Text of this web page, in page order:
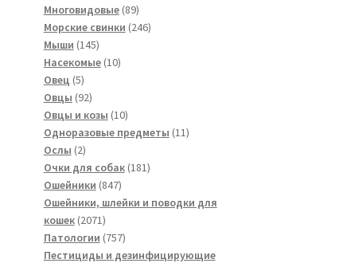
Многовидовые 8989
товаров
Морские свинки 246246
Мыши 145145
товаров
Насекомые 1010
Овец 55
товаров
Овцы 9292
товара
Овцы и козы 1010
товаров
Одноразовые предметы 1111
Ослы 22
товара
Очки для собак 181181
Ошейники 847847
товаров
Ошейники, шлейки и поводки для
кошек 20712071
товар
Патологии 757757
товаров
Пестициды и дезинфицирующие